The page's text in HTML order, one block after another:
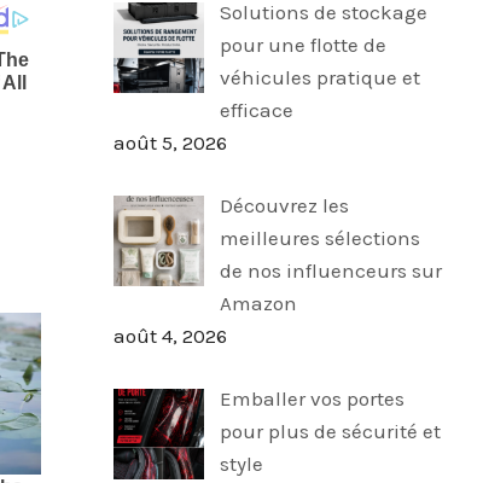
Solutions de stockage
pour une flotte de
véhicules pratique et
efficace
août 5, 2026
Découvrez les
meilleures sélections
de nos influenceurs sur
Amazon
août 4, 2026
Emballer vos portes
pour plus de sécurité et
style